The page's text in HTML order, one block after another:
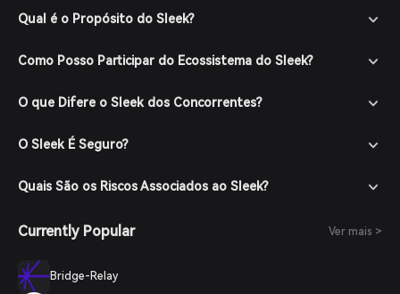
Qual é o Propósito do Sleek?
Como Posso Participar do Ecossistema do Sleek?
O que Difere o Sleek dos Concorrentes?
O Sleek É Seguro?
Quais São os Riscos Associados ao Sleek?
Currently Popular Ver mais >
Bridge-Relay